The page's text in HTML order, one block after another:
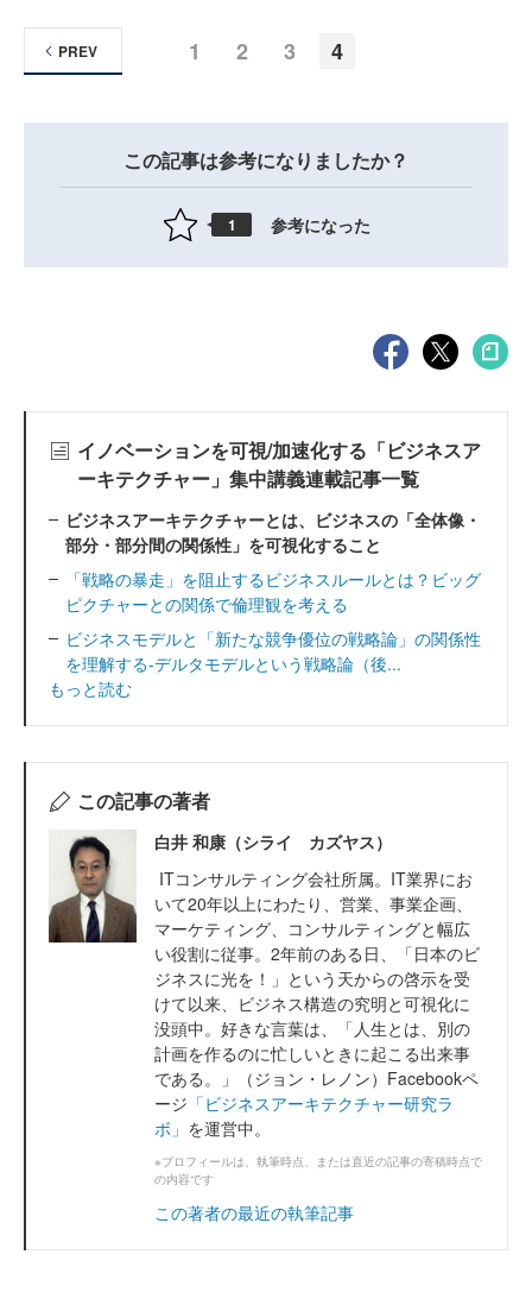
1 2 3 4
PREV
この記事は参考になりましたか？
1 参考になった
イノベーションを可視/加速化する「ビジネスア
ーキテクチャー」集中講義連載記事一覧
ビジネスアーキテクチャーとは、ビジネスの「全体像・
部分・部分間の関係性」を可視化すること
「戦略の暴走」を阻止するビジネスルールとは？ビッグ
ピクチャーとの関係で倫理観を考える
ビジネスモデルと「新たな競争優位の戦略論」の関係性
を理解する‐デルタモデルという戦略論（後...
もっと読む
この記事の著者
白井 和康（シライ カズヤス）
ITコンサルティング会社所属。IT業界にお
いて20年以上にわたり、営業、事業企画、
マーケティング、コンサルティングと幅広
い役割に従事。2年前のある日、「日本のビ
ジネスに光を！」という天からの啓示を受
けて以来、ビジネス構造の究明と可視化に
没頭中。好きな言葉は、「人生とは、別の
計画を作るのに忙しいときに起こる出来事
である。」（ジョン・レノン）Facebookペ
ージ 「ビジネスアーキテクチャー研究ラ
ボ」 を運営中。
※プロフィールは、執筆時点、または直近の記事の寄稿時点で
の内容です
この著者の最近の執筆記事